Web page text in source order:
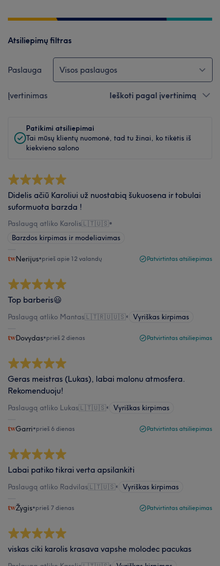
Atsiliepimų filtras
Paslauga Visos paslaugos
Įvertinimas Ieškoti pagal įvertinimą
Patikimi atsiliepimai
Tai mūsų klientų nuomonė, tad tu žinai, ko tikėtis iš
kiekvieno salono
Didelis ačiū Karoliui už nuostabią šukuosena ir tobulai
suformuota barzda !
Paslaugą atliko Karolis🇱🇹🇺🇸•
Barzdos kirpimas ir modeliavimas
Nerijus•prieš apie 12 valandų Patvirtintas atsiliepimas
Top barberis😃
Paslaugą atliko Mantas🇱🇹🇷🇺🇺🇸• Vyriškas kirpimas
Dovydas•prieš 2 dienas Patvirtintas atsiliepimas
Geras meistras (Lukas), labai malonu atmosfera.
Rekomenduoju!
Paslaugą atliko Lukas🇱🇹🇺🇸• Vyriškas kirpimas
Garri•prieš 6 dienas Patvirtintas atsiliepimas
Labai patiko tikrai verta apsilankiti
Paslaugą atliko Radvilas🇱🇹🇺🇸• Vyriškas kirpimas
Žygis•prieš 7 dienas Patvirtintas atsiliepimas
viskas ciki karolis krasava vapshe molodec pacukas